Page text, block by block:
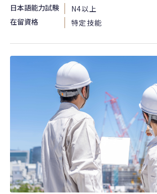
日本語能力試験
N4以上
在留資格
特定技能